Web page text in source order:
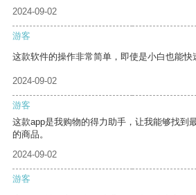
2024-09-02
游客
这款软件的操作非常简单，即使是小白也能快
2024-09-02
游客
这款app是我购物的得力助手，让我能够找到
的商品。
2024-09-02
游客